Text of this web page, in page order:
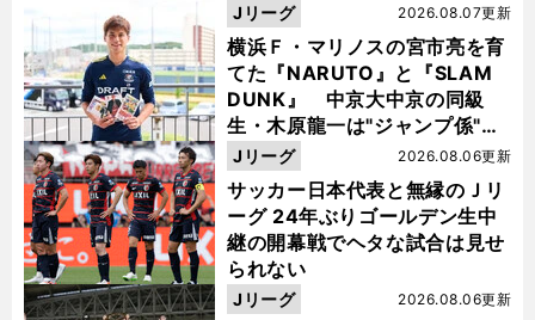
横浜Ｆ・マリノスの宮市亮を育
てた『NARUTO』と『SLAM
DUNK』 中京大中京の同級
生・木原龍一は"ジャンプ係"だ
った
2026.08.07更新
Jリーグ
サッカー日本代表と無縁のＪリ
ーグ 24年ぶりゴールデン生中
継の開幕戦でヘタな試合は見せ
られない
2026.08.06更新
Jリーグ
2026.08.06更新
Jリーグ